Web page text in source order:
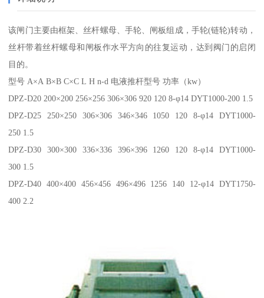
该闸门主要由框架、丝杆螺母、手轮、闸板组成，手轮(链轮)转动，
丝杆带着丝杆螺母和闸板作水平方向的往复运动，达到阀门的启闭
目的。
型号 A×A B×B C×C L H n-d 电液推杆型号 功率（kw）
DPZ-D20 200×200 256×256 306×306 920 120 8-φ14 DYT1000-200 1.5
DPZ-D25 250×250 306×306 346×346 1050 120 8-φ14 DYT1000-
250 1.5
DPZ-D30 300×300 336×336 396×396 1260 120 8-φ14 DYT1000-
300 1.5
DPZ-D40 400×400 456×456 496×496 1256 140 12-φ14 DYT1750-
400 2.2